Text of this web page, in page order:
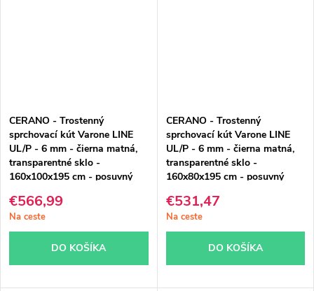
CERANO - Trostenný
sprchovací kút Varone LINE
UL/P - 6 mm - čierna matná,
transparentné sklo -
160x100x195 cm - posuvný
€566,99
Na ceste
DO KOŠÍKA
CERANO - Trostenný
sprchovací kút Varone LINE
UL/P - 6 mm - čierna matná,
transparentné sklo -
160x80x195 cm - posuvný
€531,47
Na ceste
DO KOŠÍKA